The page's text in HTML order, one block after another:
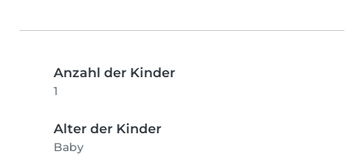
Anzahl der Kinder
1
Alter der Kinder
Baby